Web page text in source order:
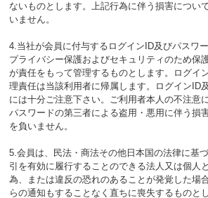
ないものとします。上記行為に伴う損害につい
いません。
4.当社が会員に付与するログインID及びパスワ
プライバシー保護およびセキュリティのため保
が責任をもって管理するものとします。ログイ
理責任は当該利用者に帰属します。ログインID
には十分ご注意下さい。ご利用者本人の不注意
パスワードの第三者による盗用・悪用に伴う損
を負いません。
5.会員は、民法・商法その他日本国の法律に基
引を有効に履行することのできる法人又は個人
為、または違反の恐れのあることが発覚した場
らの通知もすることなく直ちに喪失するものとし